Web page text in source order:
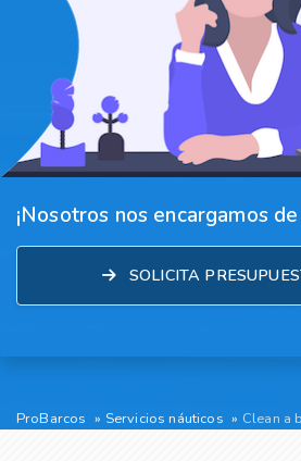
¡Nosotros nos encargamos
SOLICITA
ProBarcos Servicios náuticos Clean a